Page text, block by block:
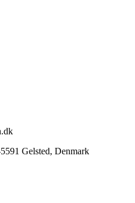
Gelsted, Denmark